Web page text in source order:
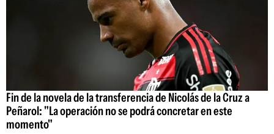
Fin de la novela de la transferencia de Nicolás de la Cruz a
Peñarol: "La operación no se podrá concretar en este
momento"